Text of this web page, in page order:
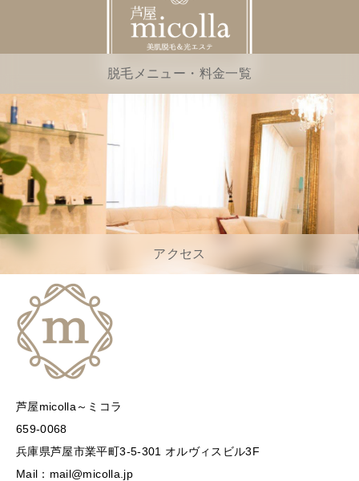
脱毛メニュー・料金一覧
アクセス
芦屋micolla～ミコラ
659-0068
兵庫県芦屋市業平町3-5-301 オルヴィスビル3F
Mail：mail@micolla.jp